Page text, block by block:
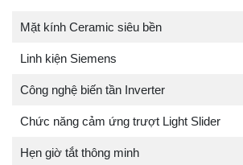
Mặt kính Ceramic siêu bền
Linh kiện Siemens
Công nghệ biến tần Inverter
Chức năng cảm ứng trượt Light Slider
Hẹn giờ tắt thông minh